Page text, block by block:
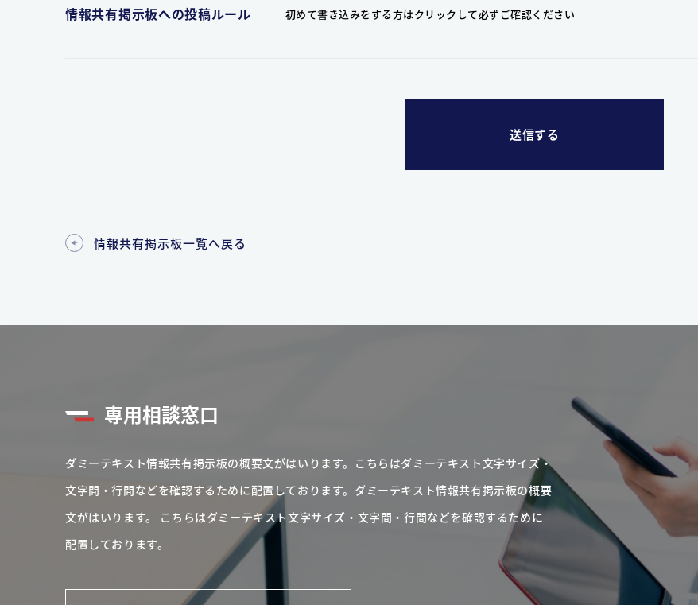
情報共有掲示板への投稿ルール 初めて書き込みをする方はクリックして必ずご確認ください
情報共有掲示板一覧へ戻る
専用相談窓口
ダミーテキスト情報共有掲示板の概要文がはいります。こちらはダミーテキスト文字サイズ・
文字間・行間などを確認するために配置しております。ダミーテキスト情報共有掲示板の概要
文がはいります。 こちらはダミーテキスト文字サイズ・文字間・行間などを確認するために
配置しております。